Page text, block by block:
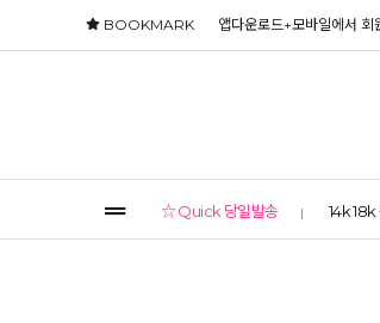
BOOKMARK 앱다운로드+모바일에서
☆ Quick 당일발송 14k 18k